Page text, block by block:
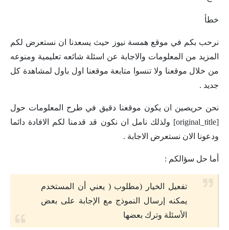
خطأ
نرحب بكم في موقع همسة نيوز حيث يسعدنا ان نستعرض لكم
المزيد من المعلومات والاجابة عن اسئلة شائعه تعليمية ومنوعه
من خلال موقعنا ولا تنسوا متابعة موقعنا اول باول لمشاهدة كل
جديد .
نحن حريصين ان يكون موقعنا دقيق في طرح المعلومات حول
[original_title] ولذلك نامل ان نكون قد قدمنا لكم الافادة دائما
ودعونا الان نستعرض الاجابة .
أما حل سؤالكم :
تفعيل الخيار (مطلوب ( يعني أن المستخدم
يمكنه إرسال النموذج مع الإجابة على بعض
الأسئلة وترك بعضها